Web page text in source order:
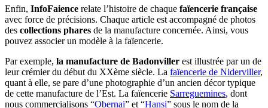
Enfin, InfoFaience relate l’histoire de chaque faïencerie française
avec force de précisions. Chaque article est accompagné de photos
des collections phares de la manufacture concernée. Ainsi, vous
pouvez associer un modèle à la faïencerie.
Par exemple, la manufacture de Badonviller est illustrée par un de
leur crémier du début du XXème siècle. La faïencerie de Niderviller,
quant à elle, se pare d’une photographie d’un ancien décor typique
de cette manufacture de l’Est. La faïencerie Sarreguemines, dont
nous commercialisons “Obernai” et “Hansi” sous le nom de la